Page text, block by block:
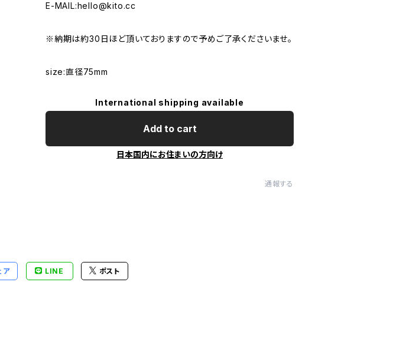
E-MAIL:hello@kito.cc
※納期は約30日ほど頂いておりますので予めご了承くださいませ。
size:直径75mm
International shipping available
Add to cart
日本国内にお住まいの方向け
通報する
ア LINE ポスト